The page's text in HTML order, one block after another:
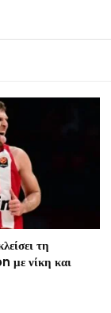
τη
νίκη και